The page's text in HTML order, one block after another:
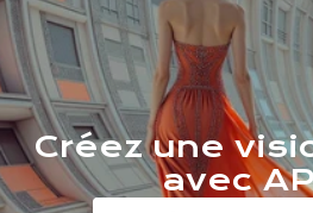
Créez une
avec